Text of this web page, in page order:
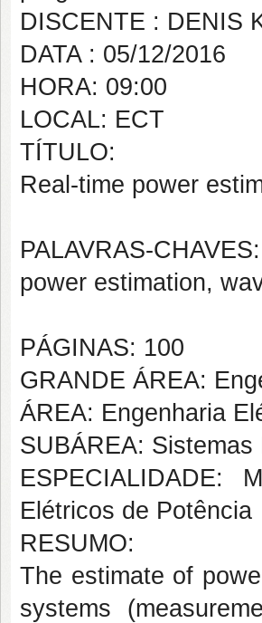
DISCENTE : DENIS
DATA : 05/12/2016
HORA: 09:00
LOCAL: ECT
TÍTULO:
Real-time power
PALAVRAS-CHAVES:
power estimation,
PÁGINAS: 100
GRANDE ÁREA:
ÁREA: Engenharia
SUBÁREA:
ESPECIALIDADE:
Elétricos de Potência
RESUMO:
The estimate of
systems